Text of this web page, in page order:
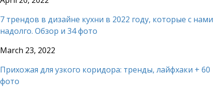
7 трендов в дизайне кухни в 2022 году, которые с нами
надолго. Обзор и 34 фото
March 23, 2022
Прихожая для узкого коридора: тренды, лайфхаки + 60
фото